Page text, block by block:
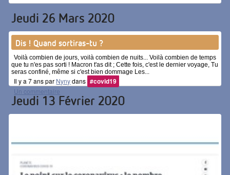
Jeudi 26 Mars 2020
Dis ! Quand sortiras-tu ?
Voilà combien de jours, voilà combien de nuits... Voilà combien de temps
que tu n'es pas sorti ! Macron t'as dit ; Cette fois, c'est le dernier voyage, Tu
seras confiné, même si c'est bien dommage Les...
Il y a 7 ans par Nynydans #covid19
Un commentaire
Jeudi 13 Février 2020